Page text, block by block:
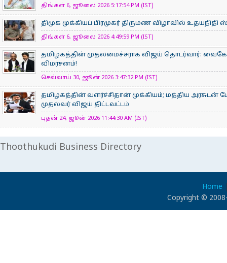
திங்கள் 6, ஜூலை 2026 5:17:54 PM (IST)
திமுக முக்கியப் பிரமுகர் திருமண விழாவில் உதயநிதி
திங்கள் 6, ஜூலை 2026 4:49:59 PM (IST)
தமிழகத்தின் முதலமைச்சராக விஜய் தொடர்வார்: வைகோ
விமர்சனம்!
செவ்வாய் 30, ஜூன் 2026 3:47:32 PM (IST)
தமிழகத்தின் வளர்ச்சிதான் முக்கியம்; மத்திய
முதல்வர் விஜய் திட்டவட்டம்
புதன் 24, ஜூன் 2026 11:44:30 AM (IST)
Thoothukudi Business Directory
Home
Copyright ©